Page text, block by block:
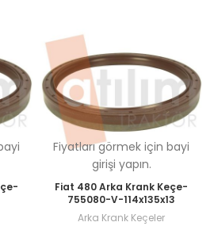
Fiyatları görmek için bayi
girişi yapın.
Fiat 480 Arka Krank Keçe-
755080-V-114x135x13
Arka Krank Keçeler